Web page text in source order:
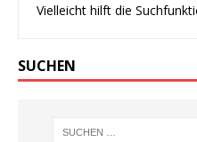
Vielleicht hilft die
SUCHEN